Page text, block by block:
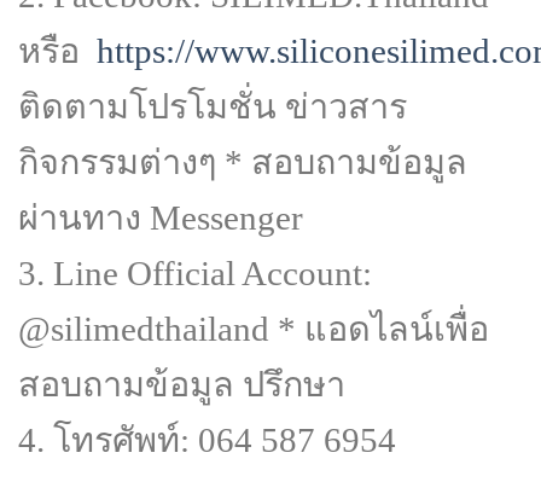
หรือ https://
ติดตามโปรโมชั่น ข่าวสาร
กิจกรรมต่างๆ * สอบถามข้อมูล
ผ่านทาง Messenger
3. Line Official Account:
@silimedthailand * แอดไลน์เพื่อ
สอบถามข้อมูล ปรึกษา
4. โทรศัพท์: 064 587 6954